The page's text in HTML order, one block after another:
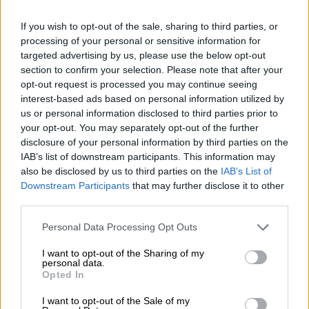
If you wish to opt-out of the sale, sharing to third parties, or
processing of your personal or sensitive information for
targeted advertising by us, please use the below opt-out
section to confirm your selection. Please note that after your
opt-out request is processed you may continue seeing
interest-based ads based on personal information utilized by
us or personal information disclosed to third parties prior to
your opt-out. You may separately opt-out of the further
disclosure of your personal information by third parties on the
IAB’s list of downstream participants. This information may
also be disclosed by us to third parties on the IAB’s List of
Downstream Participants that may further disclose it to other
Personal Data Processing Opt Outs
I want to opt-out of the Sharing of my
personal data.
Opted In
I want to opt-out of the Sale of my
Después de verano habrá una cuarta
a personas de alto riesgo